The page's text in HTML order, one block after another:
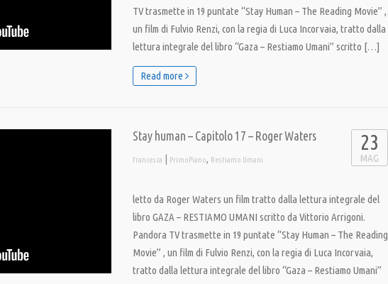
TV trasmette in 19 puntate “Stay Human – The Reading Movie” ,
un film di Fulvio Renzi, con la regia di Luca Incorvaia, tratto dalla
lettura integrale del libro “Gaza – Restiamo Umani” scritto […]
Read more
Stay human – Capitolo 17 – Roger Waters
francesca | PrimoPiano, Restiamo Umani
23
MAG
letto da Roger Waters un film tratto dalla lettura integrale del
libro GAZA – RESTIAMO UMANI scritto da Vittorio Arrigoni.
Pandora TV trasmette in 19 puntate “Stay Human – The Reading
Movie” , un film di Fulvio Renzi, con la regia di Luca Incorvaia,
tratto dalla lettura integrale del libro “Gaza – Restiamo Umani”